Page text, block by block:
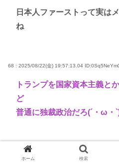
日本人ファーストって実は
ね
68 : 2025/08/22(金) 19:57:13.04
トランプを国家資本主義と
ど
普通に独裁政治だろ(´・ω・
69 : 2025/08/22(金) 19:57:42.71ID:Xocp0O/l0
ホーム 検索